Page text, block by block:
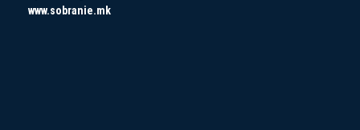
www.sobranie.mk